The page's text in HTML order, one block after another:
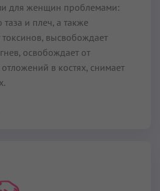
для женщин проблемами:
и плеч, а также
высвобождает
освобождает от
в костях, снимает